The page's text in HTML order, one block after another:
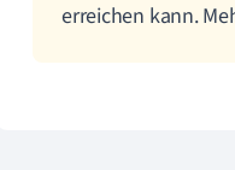
erreichen kann.